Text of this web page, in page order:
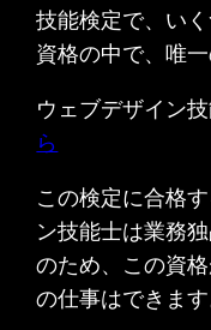
技能検定で、い
資格の中で、唯
ウェブデザイン
ら
この検定に合格
ン技能士は業務
のため、この資
の仕事はできます